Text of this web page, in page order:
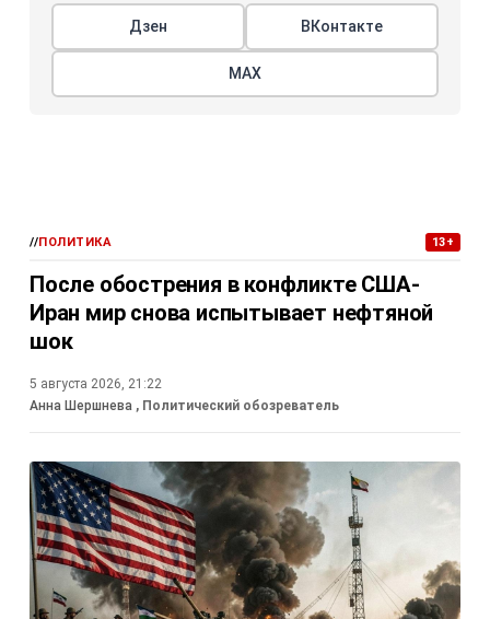
Дзен ВКонтакте
МАХ
//ПОЛИТИКА 13+
После обострения в конфликте США-
Иран мир снова испытывает нефтяной
шок
5 августа 2026, 21:22
Анна Шершнева , Политический обозреватель